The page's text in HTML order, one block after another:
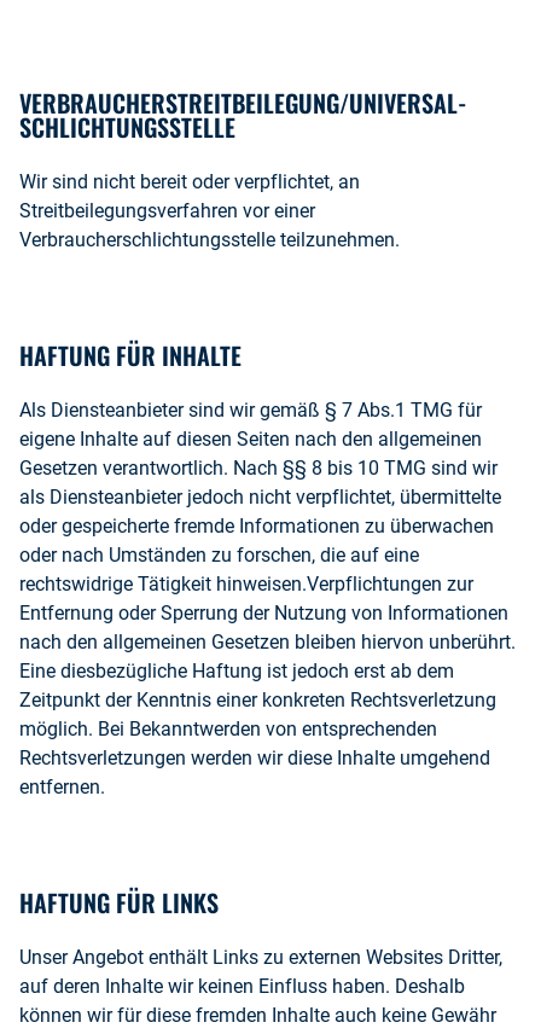
VERBRAUCHER­STREIT­BEILEGUNG/UNIVERSAL­
SCHLICHTUNGS­STELLE
Wir sind nicht bereit oder verpflichtet, an
Streitbeilegungsverfahren vor einer
Verbraucherschlichtungsstelle teilzunehmen.
HAFTUNG FÜR INHALTE
Als Diensteanbieter sind wir gemäß § 7 Abs.1 TMG für
eigene Inhalte auf diesen Seiten nach den allgemeinen
Gesetzen verantwortlich. Nach §§ 8 bis 10 TMG sind wir
als Diensteanbieter jedoch nicht verpflichtet, übermittelte
oder gespeicherte fremde Informationen zu überwachen
oder nach Umständen zu forschen, die auf eine
rechtswidrige Tätigkeit hinweisen.Verpflichtungen zur
Entfernung oder Sperrung der Nutzung von Informationen
nach den allgemeinen Gesetzen bleiben hiervon unberührt.
Eine diesbezügliche Haftung ist jedoch erst ab dem
Zeitpunkt der Kenntnis einer konkreten Rechtsverletzung
möglich. Bei Bekanntwerden von entsprechenden
Rechtsverletzungen werden wir diese Inhalte umgehend
entfernen.
HAFTUNG FÜR LINKS
Unser Angebot enthält Links zu externen Websites Dritter,
auf deren Inhalte wir keinen Einfluss haben. Deshalb
können wir für diese fremden Inhalte auch keine Gewähr